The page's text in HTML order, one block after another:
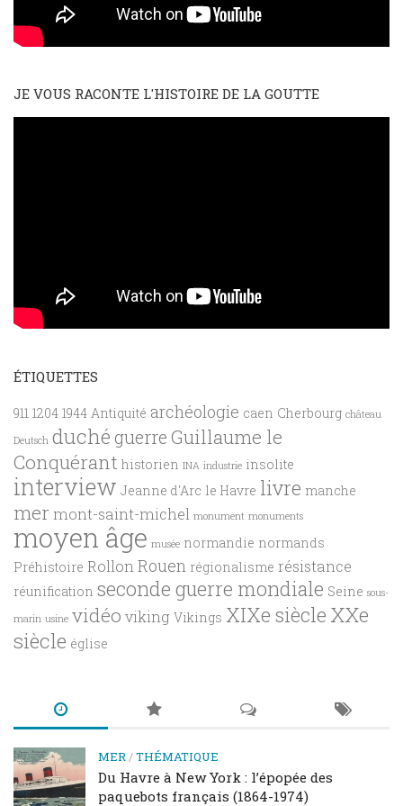
JE VOUS RACONTE L'HISTOIRE DE LA GOUTTE
ÉTIQUETTES
911 1204 1944 Antiquité archéologie caen Cherbourg château
Deutsch duché guerreGuillaume le
Conquérant historien INA industrie insolite
interview Jeanne d'Arc le Havre livre manche
mermont-saint-michel monument monuments
moyen âge musée normandie normands
Préhistoire Rollon Rouen régionalisme résistance
réunification seconde guerre mondiale Seine sous-
marin usine vidéo viking Vikings XIXe siècle XXe
siècle église
MER /THÉMATIQUE
Du Havre à New York : l’épopée des
paquebots français (1864-1974)